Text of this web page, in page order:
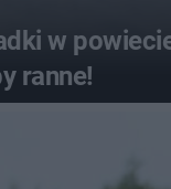
w
ranne!